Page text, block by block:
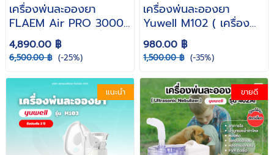
เครื่องพ่นละอองยา
FLAEM Air PRO 3000
+ ( เครื่องพ่นยา เครื่อง
พ่นยาหอบหืด พ่นยาเด็ก )
รับประกัน 1 ปี
4,890.00 ฿
6,500.00 ฿ (-25%)
เครื่องพ่นละอองยา
Yuwell M102 ( เครื่อง
พ่นยา พกพา เครื่องพ่นยา
หอบหืด Air
Compressing
Nebulizer )
980.00 ฿
1,500.00 ฿ (-35%)
แนะนำ ขายดี